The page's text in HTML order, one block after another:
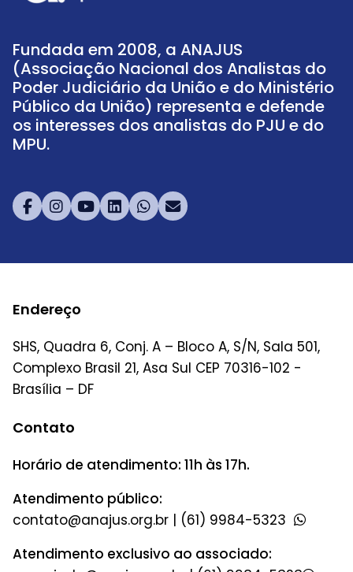
Fundada em 2008, a ANAJUS
(Associação Nacional dos Analistas do
Poder Judiciário da União e do Ministério
Público da União) representa e defende
os interesses dos analistas do PJU e do
MPU.
Endereço
SHS, Quadra 6, Conj. A – Bloco A, S/N, Sala 501,
Complexo Brasil 21, Asa Sul CEP 70316-102 -
Brasília – DF
Contato
Horário de atendimento: 11h às 17h.
Atendimento público:
| (61) 9984-5323
Atendimento exclusivo ao associado: